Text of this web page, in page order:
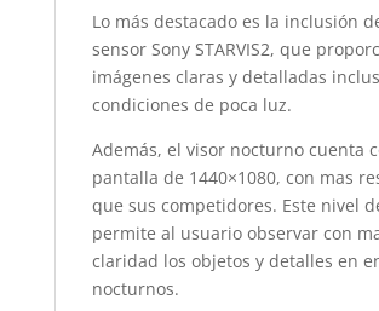
Lo más destacado es la inclusión
sensor Sony STARVIS2, que
imágenes claras y detalladas
condiciones de poca luz.
Además, el visor nocturno cuenta
pantalla de 1440×1080, con mas
que sus competidores. Este nivel
permite al usuario observar con
claridad los objetos y detalles en
nocturnos.